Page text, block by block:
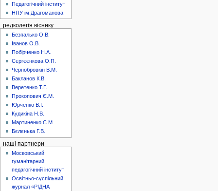
Педагогічний інститут
НПУ ім.Драгоманова
редколегія віснику
Безпалько О.В.
Іванов О.В.
Побірченко Н.А.
Сєргєєнкова О.П.
Чернобровкін В.М.
Бакланов К.В.
Веретенко Т.Г.
Прокопович Є.М.
Юрченко В.І.
Кудикіна Н.В.
Мартиненко С.М.
Бєлєнька Г.В.
наші партнери
Московський
гуманітарний
педагогічний інститут
Освітньо-суспільний
журнал «РІДНА